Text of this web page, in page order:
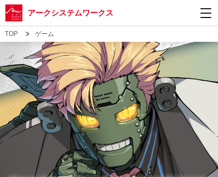
アークシステムワークス
TOP > ゲーム